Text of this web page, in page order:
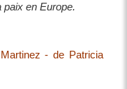
paix en Europe.
- de Patricia